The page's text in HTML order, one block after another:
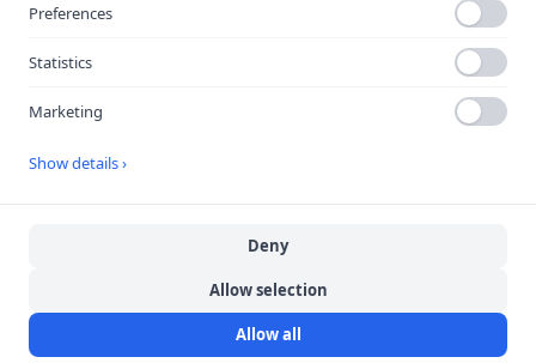
Öppna i Google Maps
Preferences
Statistics
Marketing
Show details ›
Deny
Allow selection
Allow all